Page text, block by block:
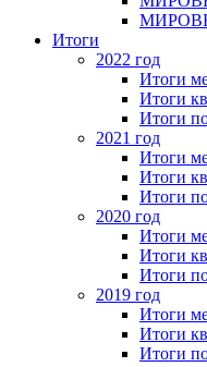
Итоги
2022 год
Итоги
Итоги
Итоги
2021 год
Итоги
Итоги
Итоги
2020 год
Итоги
Итоги
Итоги
2019 год
Итоги
Итоги
Итоги